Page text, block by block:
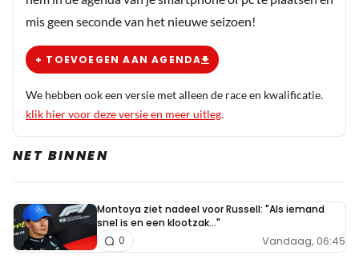
mis geen seconde van het nieuwe seizoen!
+ TOEVOEGEN AAN AGENDA
We hebben ook een versie met alleen de race en kwalificatie.
klik hier voor deze versie en meer uitleg.
NET BINNEN
Montoya ziet nadeel voor Russell: "Als iemand
snel is en een klootzak..."
Vandaag, 06:45
0